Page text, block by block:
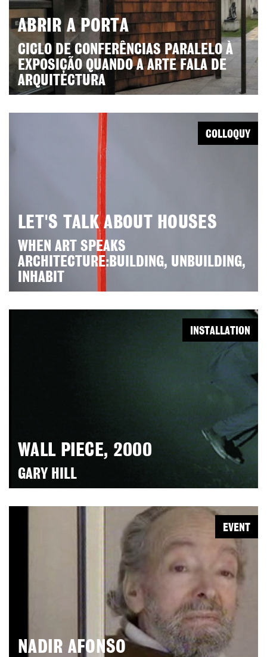
ABRIR A PORTA
CICLO DE CONFERÊNCIAS PARALELO À
EXPOSIÇÃO QUANDO A ARTE FALA DE
ARQUITECTURA
LET'S TALK ABOUT HOUSES
WHEN ART SPEAKS
ARCHITECTURE:BUILDING, UNBUILDING,
INHABIT
COLLOQUY
WALL PIECE, 2000
GARY HILL
INSTALLATION
NADIR AFONSO
EVENT